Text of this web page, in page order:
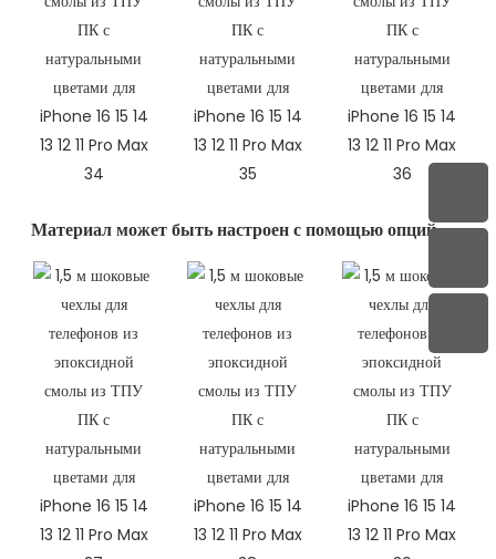
Материал может быть настроен с помощью опций